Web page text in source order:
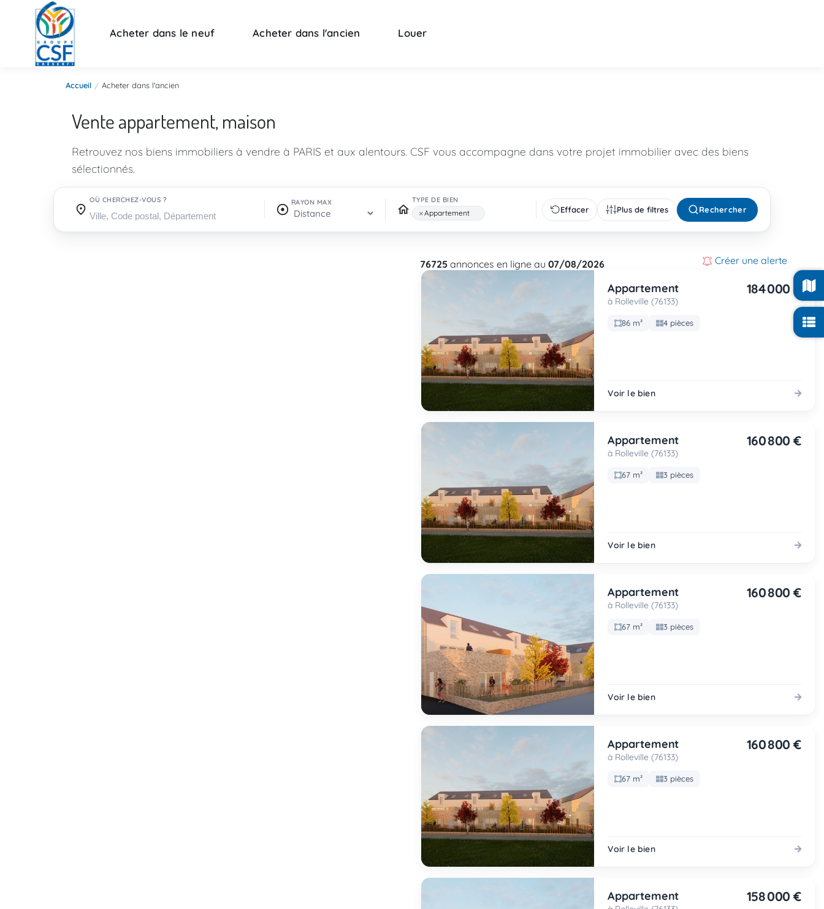
Acheter dans le neuf Acheter dans l'ancien Louer
Accueil Acheter dans l'ancien
Vente appartement, maison
Retrouvez nos biens immobiliers à vendre à PARIS et aux alentours. CSF vous accompagne dans votre projet immobilier avec des biens
sélectionnés.
OÙ CHERCHEZ-VOUS ?
Où cherchez-vous ?
RAYON MAX TYPE DE BIEN
×Appartement Effacer Plus de filtres Rechercher
76725 annonces en ligne au07/08/2026 Créer une alerte
Appartement
à Rolleville (76133)
184 000 €
86 m² 4 pièces
Voir le bien
Appartement
à Rolleville (76133)
160 800 €
67 m² 3 pièces
Voir le bien
Appartement
à Rolleville (76133)
160 800 €
67 m² 3 pièces
Voir le bien
Appartement
à Rolleville (76133)
160 800 €
67 m² 3 pièces
Voir le bien
Appartement 158 000 €